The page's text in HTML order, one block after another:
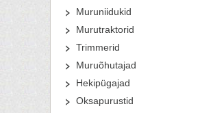
Muruniidukid
Murutraktorid
Trimmerid
Muruõhutajad
Hekipügajad
Oksapurustid